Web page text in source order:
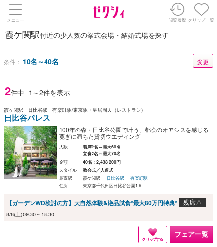
メニュー 閲覧履歴 クリップ一覧
霞ケ関駅付近の少人数の挙式会場・結婚式場を探す
条件： 10名～40名 変更
2件中 1～2件を表示
霞ヶ関駅 日比谷駅 有楽町駅/東京駅・皇居周辺（レストラン）
日比谷パレス
100年の森・日比谷公園で叶う、都会のオアシスを感じる
寛ぎに満ちた貸切ウエディング
人数
着席2名～最大60名
立食2名～最大70名
金額
40名：2,438,200円
スタイル
教会式／人前式
最寄駅
霞ケ関駅 日比谷駅
有楽町駅
住所
東京都千代田区日比谷公園1-6
【ガーデンWD検討の方】大自然体験&絶品試食*最大80万円特典* 残席△
8/8(土)09:30～18:30
クリップする
フェア一覧